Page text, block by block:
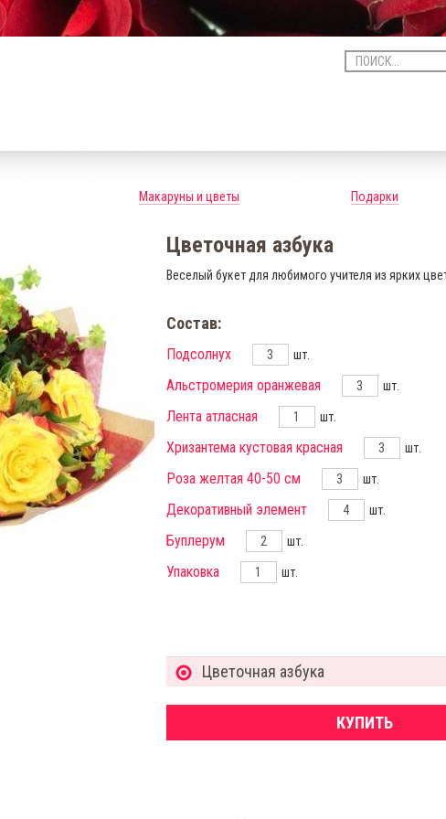
Макаруны и цветы Подарки
Цветочная азбука
Веселый букет для любимого учителя из ярких
Состав:
Подсолнух шт.
Альстромерия оранжевая шт.
Лента атласная шт.
Хризантема кустовая красная шт.
Роза желтая 40-50 см шт.
Декоративный элемент шт.
Буплерум шт.
Упаковка шт.
Цветочная азбука
КУПИТЬ